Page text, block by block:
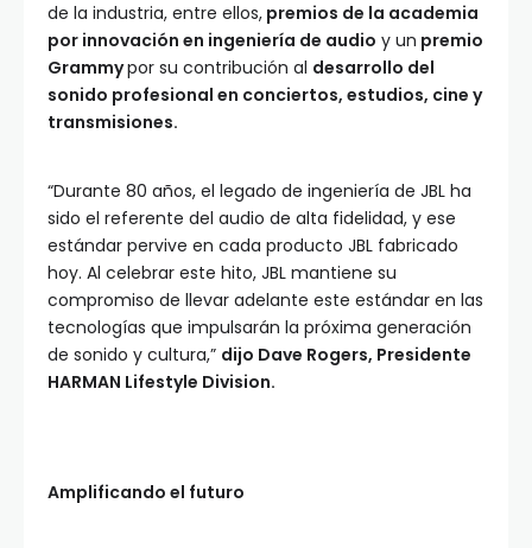
de la industria, entre ellos, premios de la academia
por innovación en ingeniería de audio y un premio
Grammypor su contribución al desarrollo del
sonido profesional en conciertos, estudios, cine y
transmisiones.
“Durante 80 años, el legado de ingeniería de JBL ha
sido el referente del audio de alta fidelidad, y ese
estándar pervive en cada producto JBL fabricado
hoy. Al celebrar este hito, JBL mantiene su
compromiso de llevar adelante este estándar en las
tecnologías que impulsarán la próxima generación
de sonido y cultura,” dijo Dave Rogers, Presidente
HARMAN Lifestyle Division.
Amplificando el futuro